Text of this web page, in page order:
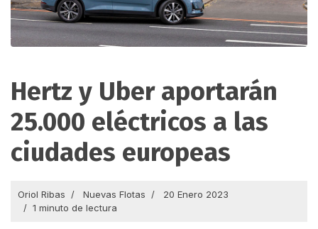
Hertz y Uber aportarán
25.000 eléctricos a las
ciudades europeas
Oriol Ribas Nuevas Flotas
20 Enero 2023
1 minuto de lectura